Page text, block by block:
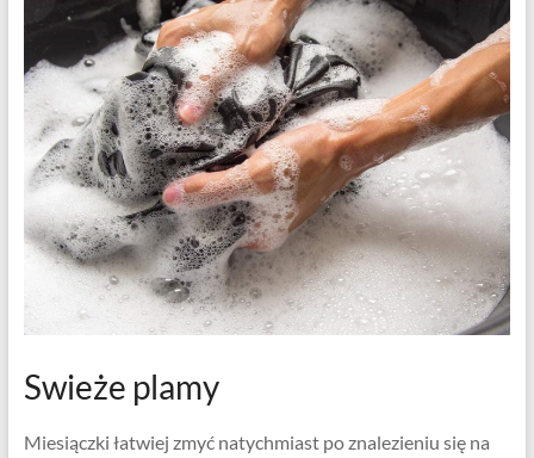
Swieże plamy
Miesiączki łatwiej zmyć natychmiast po znalezieniu się na